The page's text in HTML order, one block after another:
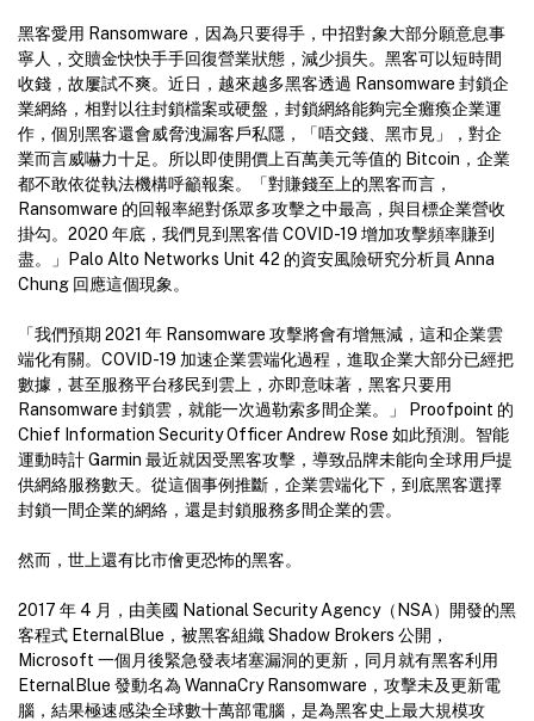
黑客愛用 Ransomware，因為只要得手，中招對象大部分願意息事
寧人，交贖金快快手手回復營業狀態，減少損失。黑客可以短時間
收錢，故屢試不爽。近日，越來越多黑客透過 Ransomware 封鎖企
業網絡，相對以往封鎖檔案或硬盤，封鎖網絡能夠完全癱瘓企業運
作，個別黑客還會威脅洩漏客戶私隱，「唔交錢、黑市見」，對企
業而言威嚇力十足。所以即使開價上百萬美元等值的 Bitcoin，企業
都不敢依從執法機構呼籲報案。「對賺錢至上的黑客而言，
Ransomware 的回報率絕對係眾多攻擊之中最高，與目標企業營收
掛勾。2020 年底，我們見到黑客借 COVID-19 增加攻擊頻率賺到
盡。」Palo Alto Networks Unit 42 的資安風險研究分析員 Anna
Chung 回應這個現象。
「我們預期 2021 年 Ransomware 攻擊將會有增無減，這和企業雲
端化有關。COVID-19 加速企業雲端化過程，進取企業大部分已經把
數據，甚至服務平台移民到雲上，亦即意味著，黑客只要用
Ransomware 封鎖雲，就能一次過勒索多間企業。」 Proofpoint 的
Chief Information Security Officer Andrew Rose 如此預測。智能
運動時計 Garmin 最近就因受黑客攻擊，導致品牌未能向全球用戶提
供網絡服務數天。從這個事例推斷，企業雲端化下，到底黑客選擇
封鎖一間企業的網絡，還是封鎖服務多間企業的雲。
然而，世上還有比市儈更恐怖的黑客。
2017 年 4 月，由美國 National Security Agency（NSA）開發的黑
客程式 EternalBlue，被黑客組織 Shadow Brokers 公開，
Microsoft 一個月後緊急發表堵塞漏洞的更新，同月就有黑客利用
EternalBlue 發動名為 WannaCry Ransomware，攻擊未及更新電
腦，結果極速感染全球數十萬部電腦，是為黑客史上最大規模攻